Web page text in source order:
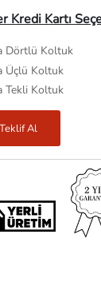
Kredi Kartı
Dörtlü Koltuk
Üçlü Koltuk
Tekli Koltuk
Teklif Al